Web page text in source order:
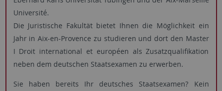
Université.
Die Juristische Fakultät bietet Ihnen die Möglichkeit ein
Jahr in Aix-en-Provence zu studieren und dort den Master
I Droit international et européen als Zusatzqualifikation
neben dem deutschen Staatsexamen zu erwerben.
Sie haben bereits Ihr deutsches Staatsexamen? Kein